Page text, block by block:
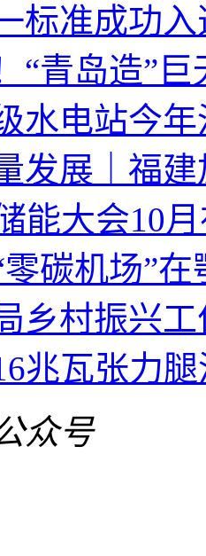
标准成功
“青岛造”
水电站今
发展｜福
能大会10
碳机场”
乡村振兴
兆瓦张力
众号